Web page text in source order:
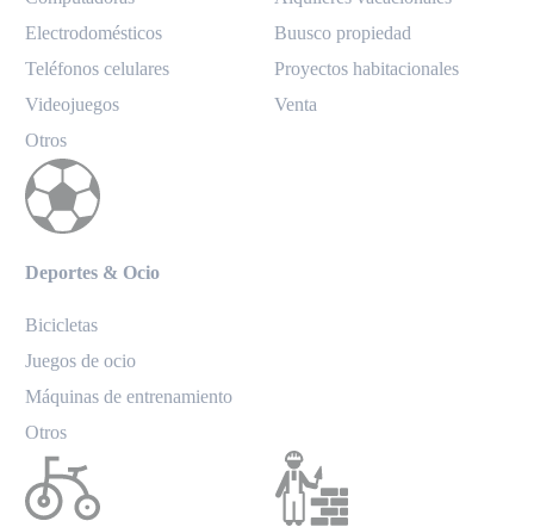
Electrodomésticos
Teléfonos celulares
Videojuegos
Otros
Buusco propiedad
Proyectos habitacionales
Venta
Deportes & Ocio
Bicicletas
Juegos de ocio
Máquinas de entrenamiento
Otros